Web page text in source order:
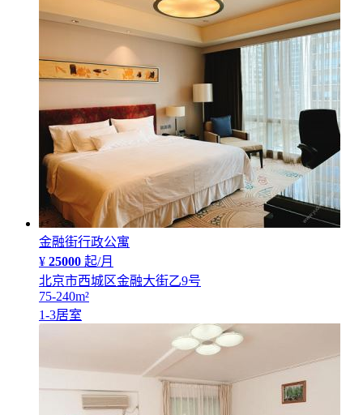
金融街行政公寓
¥ 25000 起/月
北京市西城区金融大街乙9号
75-240m²
1-3居室